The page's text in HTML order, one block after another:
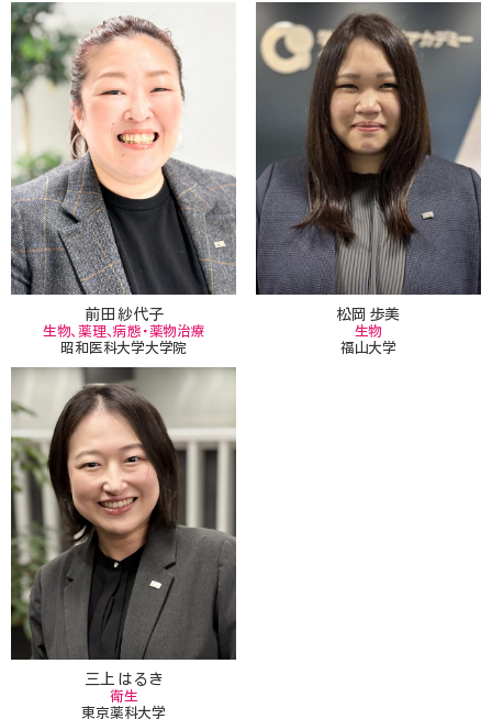
前田 紗代子
生物、薬理、病態・薬物治療
昭和医科大学大学院
松岡 歩美
生物
福山大学
三上 はるき
衛生
東京薬科大学